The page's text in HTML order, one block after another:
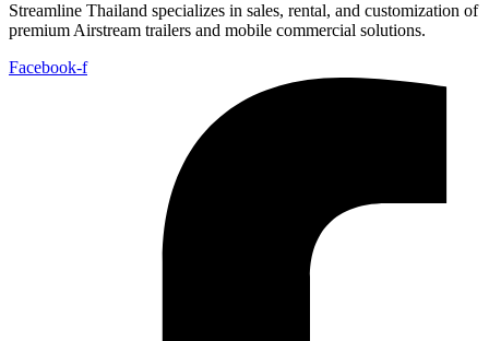
Streamline Thailand specializes in sales, rental, and customization of
premium Airstream trailers and mobile commercial solutions.
Facebook-f